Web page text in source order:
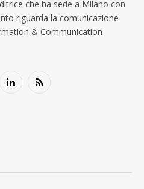
che ha sede a Milano con
riguarda la comunicazione
& Communication
LinkedInRSS